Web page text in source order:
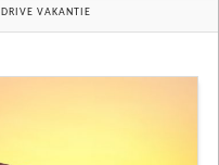
DRIVE VAKANTIE